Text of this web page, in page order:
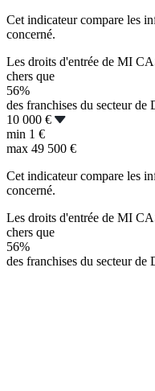
Cet indicateur compare les
concerné.
Les droits d'entrée de MI
chers que
56%
des franchises du secteur
10 000 €
min 1 €
max 49 500 €
Cet indicateur compare les
concerné.
Les droits d'entrée de MI
chers que
56%
des franchises du secteur